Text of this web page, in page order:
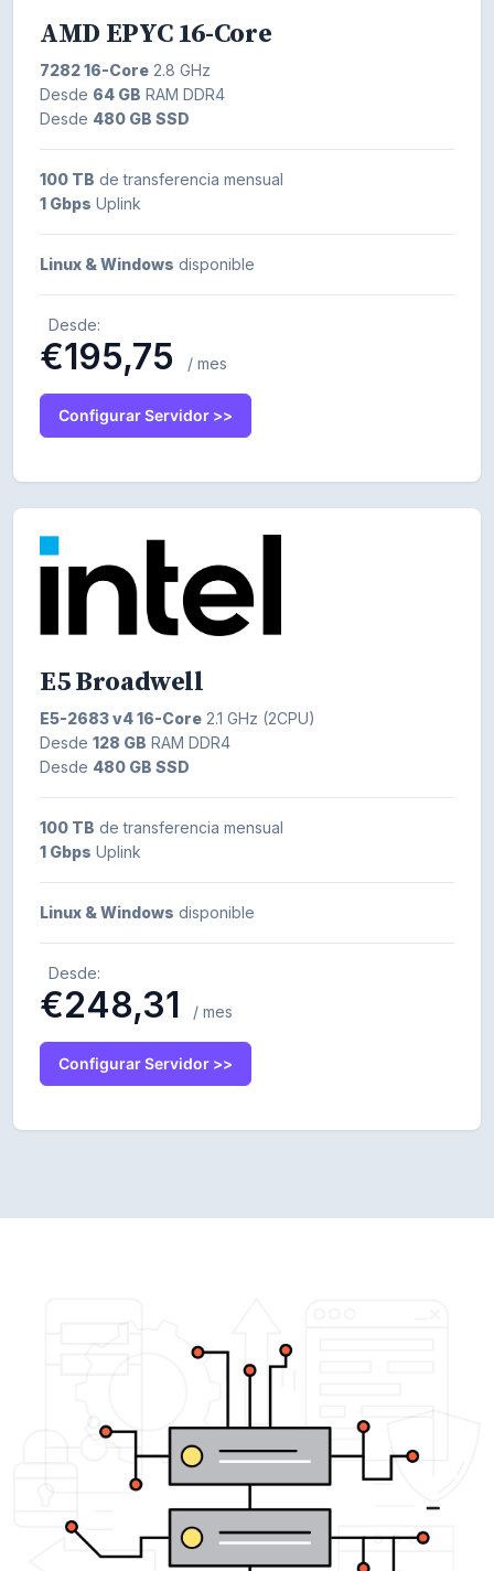
AMD EPYC 16-Core
7282 16-Core 2.8 GHz
Desde 64 GB RAM DDR4
Desde 480 GB SSD
100 TB de transferencia mensual
1 Gbps Uplink
Linux & Windows disponible
Desde:
€195,75 / mes
Configurar Servidor >>
E5 Broadwell
E5-2683 v4 16-Core 2.1 GHz (2CPU)
Desde 128 GB RAM DDR4
Desde 480 GB SSD
100 TB de transferencia mensual
1 Gbps Uplink
Linux & Windows disponible
Desde:
€248,31 / mes
Configurar Servidor >>